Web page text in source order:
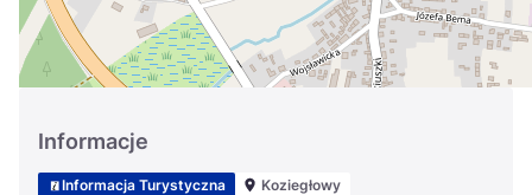
Informacje
Informacja Turystyczna Koziegłowy